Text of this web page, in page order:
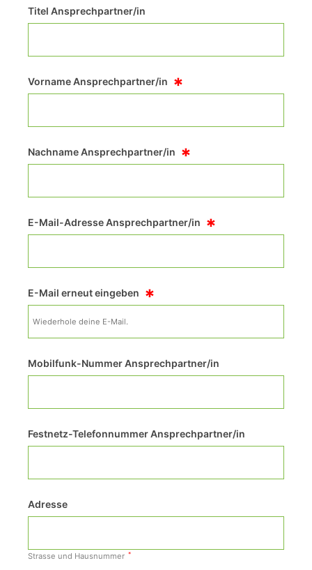
Titel Ansprechpartner/in
Vorname Ansprechpartner/in *
Nachname Ansprechpartner/in *
E-Mail-Adresse Ansprechpartner/in *
E-Mail erneut eingeben *
Mobilfunk-Nummer Ansprechpartner/in
Festnetz-Telefonnummer Ansprechpartner/in
Adresse
Strasse und Hausnummer *